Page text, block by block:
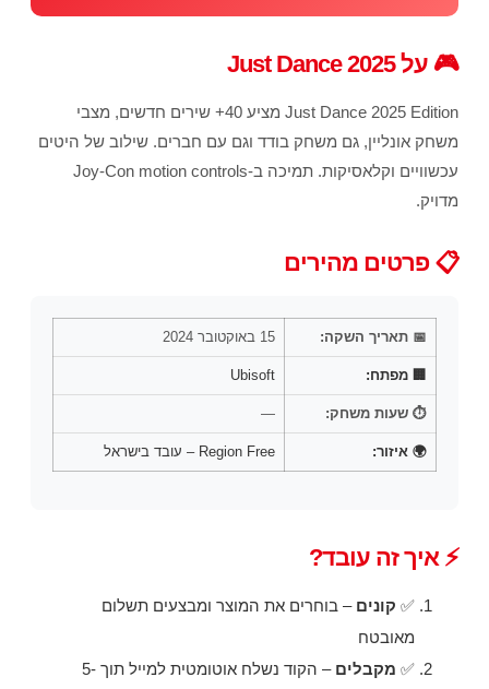
🎮 על Just Dance 2025
Just Dance 2025 Edition מציע 40+ שירים חדשים, מצבי
משחק אונליין, גם משחק בודד וגם עם חברים. שילוב של היטים
עכשוויים וקלאסיקות. תמיכה ב-Joy-Con motion controls
מדויק.
📋 פרטים מהירים
📅 תאריך השקה: 15 באוקטובר 2024
🏢 מפתח: Ubisoft
⏱️ שעות משחק: —
🌍 איזור: Region Free – עובד בישראל
⚡ איך זה עובד?
✅ קונים – בוחרים את המוצר ומבצעים תשלום
מאובטח
✅ מקבלים
– הקוד נשלח אוטומטית למייל תוך 5-